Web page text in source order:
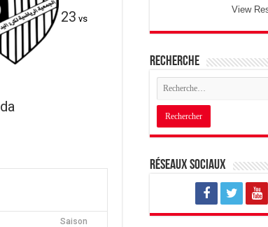
23 vs
Saison
View
Recherche
Réseaux sociaux